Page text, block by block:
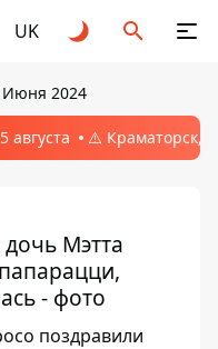
UK
Июня 2024
августа ⚠️ Краматорск,
Мэтта
- фото
поздравили